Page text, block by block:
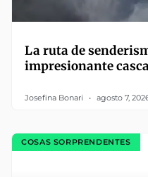
La ruta de
impresionante
Josefina Bonari agosto 7,
COSAS SORPRENDENTES